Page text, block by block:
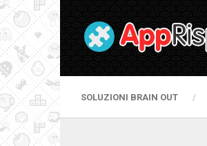
SOLUZIONI BRAIN OUT